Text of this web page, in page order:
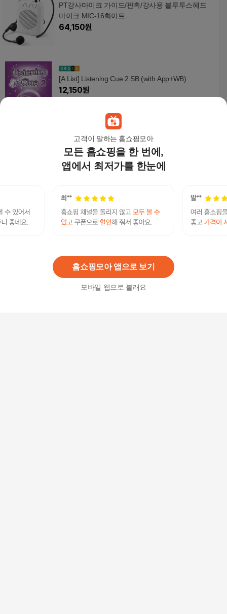
고객이 말하는 홈쇼핑모아
모든 홈쇼핑을 한 번에,
앱에서 최저가를 한눈에
홈쇼핑모아 앱으로 보기
모바일 웹으로 볼래요
PT강사마이크 가이드/판촉/강사용 블루투스헤드
마이크 MIC-16화이트
64,150원
[A List] Listening Cue 2 SB (with App+WB)
12,150원
블루투스마이크 강의용 유선 앰프 휴대용 마이크
가이드 수업용
96,430 원
스피커 블루투스 골드블랙 마이크 택1 MICS-03